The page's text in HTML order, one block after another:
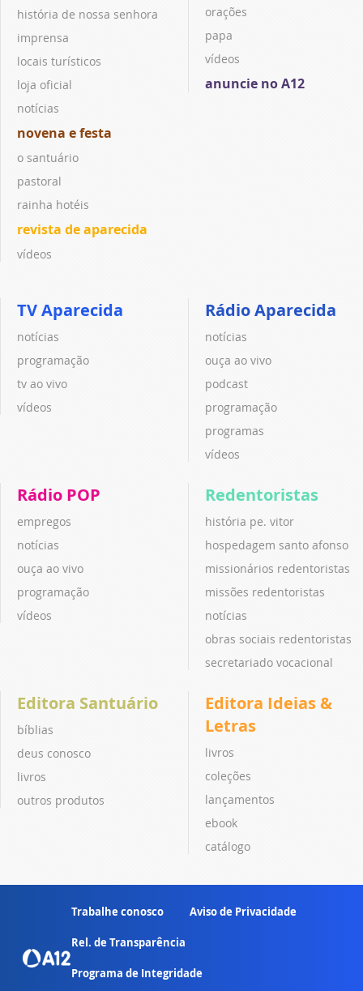
história de nossa senhora
imprensa
locais turísticos
loja oficial
notícias
novena e festa
o santuário
pastoral
rainha hotéis
revista de aparecida
vídeos
orações
papa
vídeos
anuncie no A12
TV Aparecida
notícias
programação
tv ao vivo
vídeos
Rádio Aparecida
notícias
ouça ao vivo
podcast
programação
programas
vídeos
Rádio POP
empregos
notícias
ouça ao vivo
programação
vídeos
Redentoristas
história pe. vitor
hospedagem santo afonso
missionários redentoristas
missões redentoristas
notícias
obras sociais redentoristas
secretariado vocacional
Editora Santuário
bíblias
deus conosco
livros
outros produtos
Editora Ideias &
Letras
livros
coleções
lançamentos
ebook
catálogo
Trabalhe conosco Aviso de Privacidade
Rel. de Transparência
Programa de Integridade